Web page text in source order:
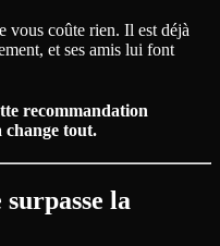
vous coûte rien. Il est déjà
et ses amis lui font
recommandation
change tout.
la